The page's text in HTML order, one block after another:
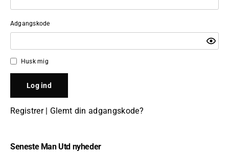
Adgangskode
Husk mig
Registrer| Glemt din adgangskode?
Seneste Man Utd nyheder